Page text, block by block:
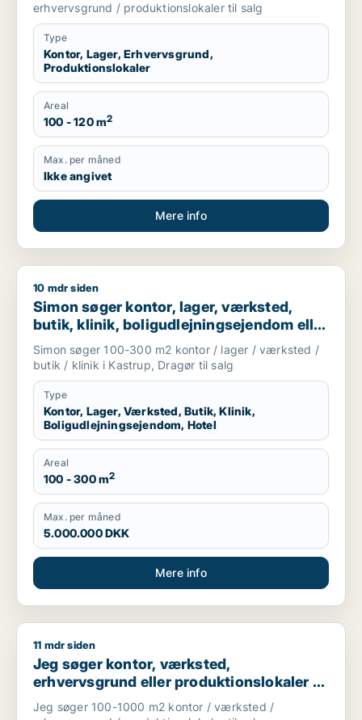
erhvervsgrund / produktionslokaler til salg
Type
Kontor, Lager, Erhvervsgrund,
Produktionslokaler
Areal
100 - 120 m2
Max. per måned
Ikke angivet
Mere info
Simon søger kontor, lager, værksted, butik, klinik,
10 mdr siden
Simon søger kontor, lager, værksted,
butik, klinik, boligudlejningsejendom eller
hotel til salg i Kastrup eller Dragør
Simon søger 100-300 m2 kontor / lager / værksted /
butik / klinik i Kastrup, Dragør til salg
Type
Kontor, Lager, Værksted, Butik, Klinik,
Boligudlejningsejendom, Hotel
Areal
100 - 300 m2
Max. per måned
5.000.000 DKK
Mere info
Jeg søger kontor, værksted, erhvervsgrund eller
11 mdr siden
Jeg søger kontor, værksted,
erhvervsgrund eller produktionslokaler til
salg i Storkøbenhavn
Jeg søger 100-1000 m2 kontor / værksted /